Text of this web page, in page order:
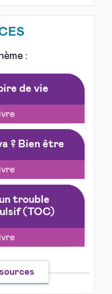
:
de vie
? Bien être
trouble
(TOC)